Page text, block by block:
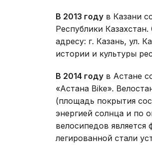
В 2013 году в Казани
Республики
адресу: г. Казань, ул.
истории и культуры
В 2014 году в Астане
«Астана Bike».
(площадь покрытия
энергией солнца и по
велосипедов является
легированной стали